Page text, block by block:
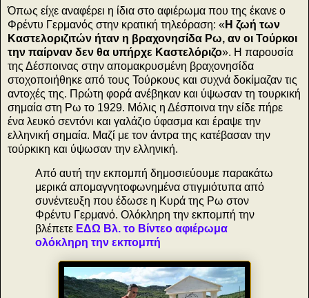
Όπως είχε αναφέρει η ίδια στο αφιέρωμα που της έκανε ο
Φρέντυ Γερμανός στην κρατική τηλεόραση: «Η ζωή των
Καστελοριζιτών ήταν η βραχονησίδα Ρω, αν οι Τούρκοι
την παίρναν δεν θα υπήρχε Καστελόριζο». Η παρουσία
της Δέσποινας στην απομακρυσμένη βραχονησίδα
στοχοποιήθηκε από τους Τούρκους και συχνά δοκίμαζαν τις
αντοχές της. Πρώτη φορά ανέβηκαν και ύψωσαν τη τουρκική
σημαία στη Ρω το 1929. Μόλις η Δέσποινα την είδε πήρε
ένα λευκό σεντόνι και γαλάζιο ύφασμα και έραψε την
ελληνική σημαία. Μαζί με τον άντρα της κατέβασαν την
τούρκικη και ύψωσαν την ελληνική.
Από αυτή την εκπομπή δημοσιεύουμε παρακάτω
μερικά απομαγνητοφωνημένα στιγμιότυπα από
συνέντευξη που έδωσε η Κυρά της Ρω στον
Φρέντυ Γερμανό. Ολόκληρη την εκπομπή την
βλέπετε ΕΔΩ Βλ. το Βίντεο αφιέρωμα
ολόκληρη την εκπομπή